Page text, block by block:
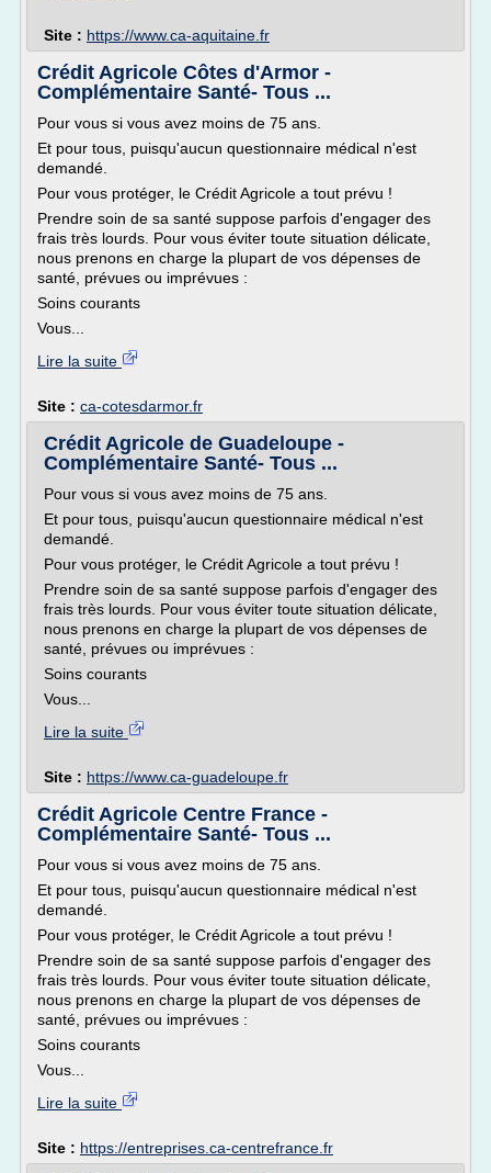
Site : https://www.ca-aquitaine.fr
Crédit Agricole Côtes d'Armor -
Complémentaire Santé- Tous ...
Pour vous si vous avez moins de 75 ans.
Et pour tous, puisqu'aucun questionnaire médical n'est
demandé.
Pour vous protéger, le Crédit Agricole a tout prévu !
Prendre soin de sa santé suppose parfois d'engager des
frais très lourds. Pour vous éviter toute situation délicate,
nous prenons en charge la plupart de vos dépenses de
santé, prévues ou imprévues :
Soins courants
Vous...
Lire la suite
Site : ca-cotesdarmor.fr
Crédit Agricole de Guadeloupe -
Complémentaire Santé- Tous ...
Pour vous si vous avez moins de 75 ans.
Et pour tous, puisqu'aucun questionnaire médical n'est
demandé.
Pour vous protéger, le Crédit Agricole a tout prévu !
Prendre soin de sa santé suppose parfois d'engager des
frais très lourds. Pour vous éviter toute situation délicate,
nous prenons en charge la plupart de vos dépenses de
santé, prévues ou imprévues :
Soins courants
Vous...
Lire la suite
Site : https://www.ca-guadeloupe.fr
Crédit Agricole Centre France -
Complémentaire Santé- Tous ...
Pour vous si vous avez moins de 75 ans.
Et pour tous, puisqu'aucun questionnaire médical n'est
demandé.
Pour vous protéger, le Crédit Agricole a tout prévu !
Prendre soin de sa santé suppose parfois d'engager des
frais très lourds. Pour vous éviter toute situation délicate,
nous prenons en charge la plupart de vos dépenses de
santé, prévues ou imprévues :
Soins courants
Vous...
Lire la suite
Site : https://entreprises.ca-centrefrance.fr